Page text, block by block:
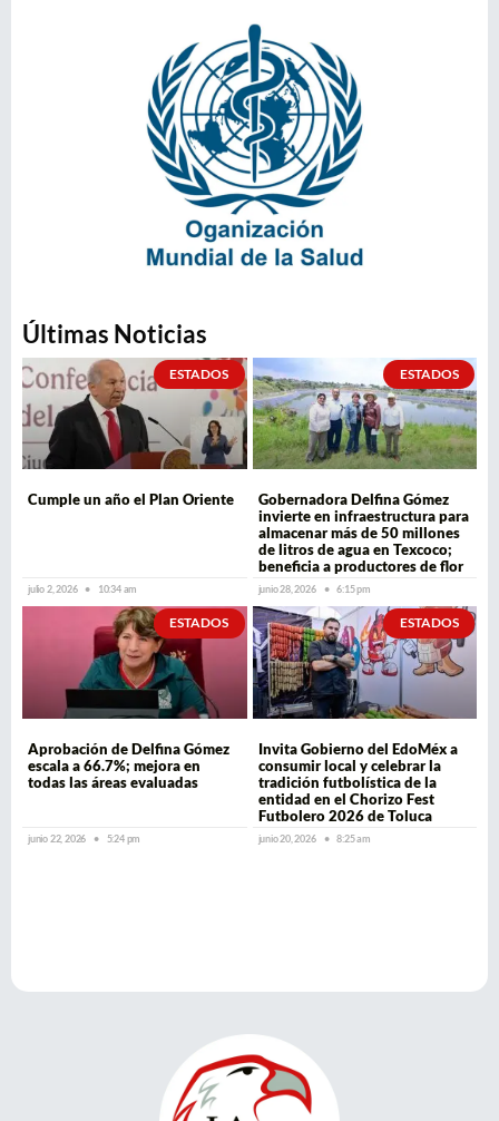
Últimas Noticias
ESTADOS
Cumple un año el Plan Oriente
julio 2, 2026 10:34 am
ESTADOS
Gobernadora Delfina Gómez
invierte en infraestructura para
almacenar más de 50 millones
de litros de agua en Texcoco;
beneficia a productores de flor
junio 28, 2026 6:15 pm
ESTADOS
Aprobación de Delfina Gómez
escala a 66.7%; mejora en
todas las áreas evaluadas
junio 22, 2026 5:24 pm
ESTADOS
Invita Gobierno del EdoMéx a
consumir local y celebrar la
tradición futbolística de la
entidad en el Chorizo Fest
Futbolero 2026 de Toluca
junio 20, 2026 8:25 am